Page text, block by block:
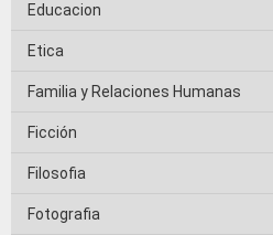
Educacion
Etica
Familia y Relaciones Humanas
Ficción
Filosofia
Fotografia